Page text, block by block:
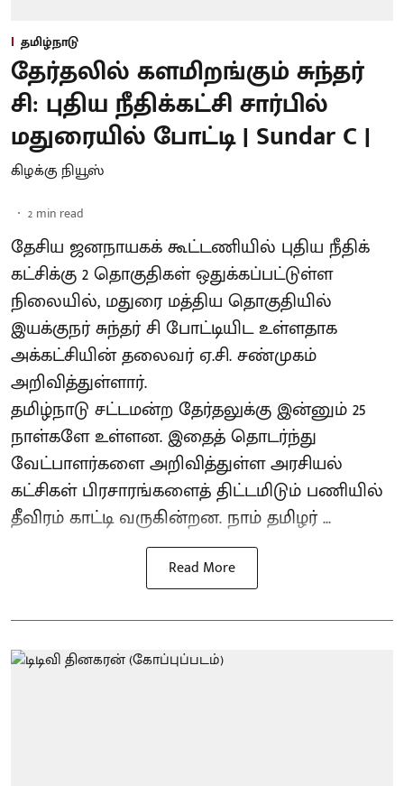
தமிழ்நாடு
தேர்தலில் களமிறங்கும் சுந்தர்
சி: புதிய நீதிக்கட்சி சார்பில்
மதுரையில் போட்டி | Sundar C |
கிழக்கு நியூஸ்
2 min read
தேசிய ஜனநாயகக் கூட்டணியில் புதிய நீதிக்
கட்சிக்கு 2 தொகுதிகள் ஒதுக்கப்பட்டுள்ள
நிலையில், மதுரை மத்திய தொகுதியில்
இயக்குநர் சுந்தர் சி போட்டியிட உள்ளதாக
அக்கட்சியின் தலைவர் ஏ.சி. சண்முகம்
அறிவித்துள்ளார்.
தமிழ்நாடு சட்டமன்ற தேர்தலுக்கு இன்னும் 25
நாள்களே உள்ளன. இதைத் தொடர்ந்து
வேட்பாளர்களை அறிவித்துள்ள அரசியல்
கட்சிகள் பிரசாரங்களைத் திட்டமிடும் பணியில்
தீவிரம் காட்டி வருகின்றன. நாம் தமிழர் ...
Read More